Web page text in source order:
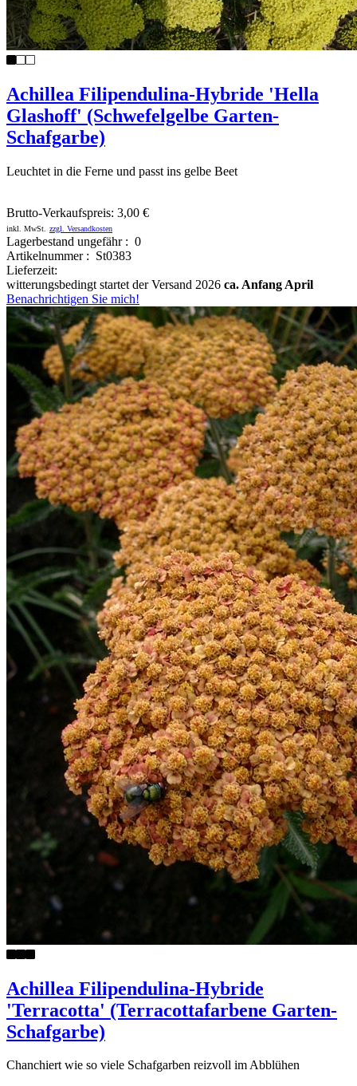
Achillea Filipendulina-Hybride 'Hella
Glashoff' (Schwefelgelbe Garten-
Schafgarbe)
Leuchtet in die Ferne und passt ins gelbe Beet
Brutto-Verkaufspreis: 3,00 €
inkl. MwSt. zzgl. Versandkosten
Lagerbestand ungefähr : 0
Artikelnummer : St0383
Lieferzeit:
witterungsbedingt startet der Versand 2026 ca. Anfang April
Benachrichtigen Sie mich!
Achillea Filipendulina-Hybride
'Terracotta' (Terracottafarbene Garten-
Schafgarbe)
Chanchiert wie so viele Schafgarben reizvoll im Abblühen